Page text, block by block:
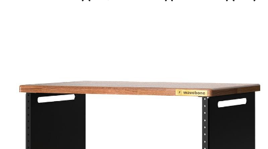
ドラム パーカッション
電子ピアノ